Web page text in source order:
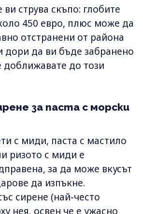
струва скъпо: глобите
450 евро, плюс може да
отстранени от района
дори да ви бъде забранено
доближавате до този
за паста с морски
с миди, паста с мастило
ризото с миди е
за да може вкусът
да изпъкне.
сирене (най-често
нея, освен че е ужасно